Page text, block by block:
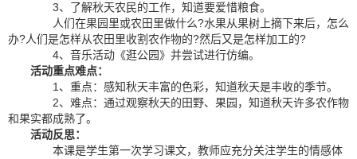
3、了解秋天农民的工作，知道要爱惜粮食。
人们在果园里或农田里做什么?水果从果树上摘下来后，怎么
办?人们是怎样从农田里收割农作物的?然后又是怎样加工的?
4、音乐活动《逛公园》并尝试进行仿编。
活动重点难点：
1、重点：感知秋天丰富的色彩，知道秋天是丰收的季节。
2、难点：通过观察秋天的田野、果园，知道秋天许多农作物
和果实都成熟了。
活动反思：
本课是学生第一次学习课文，教师应充分关注学生的情感体